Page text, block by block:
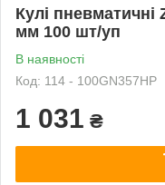
Кулі
мм 100 шт/уп
В наявності
Код: 114 - 100GN357HP
1 031 ₴